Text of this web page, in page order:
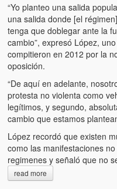
Víctimas inocentes de la
1992
¡¡¡Miserable traidor,
your country!!!)
Fotos
Versos
Cuentos
Videos
“Yo planteo una salida
una salida donde [el
tenga que doblegar ante la
cambio”, expresó López,
compitieron en 2012 por la
oposición.
“De aquí en adelante,
protesta no violenta como
legítimos, y segundo,
cambio que estamos
López recordó que existen
como las manifestaciones
regimenes y señaló que no
read more